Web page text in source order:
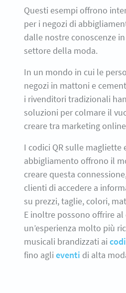
Questi esempi offrono
per i negozi di
dalle nostre conoscenze
settore della moda.
In un mondo in cui le
negozi in mattoni e
i rivenditori tradizionali
soluzioni per colmare il
creare tra marketing
I codici QR sulle magliette
abbigliamento offrono il
creare questa
clienti di accedere a
su prezzi, taglie, colori,
E inoltre possono offrire
un’esperienza molto più
musicali brandizzati ai
fino agli eventi di alta